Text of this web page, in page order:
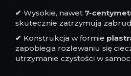
✔ Wysokie, nawet 7-
skutecznie zatrzymują
✔ Konstrukcja w formie
zapobiega rozlewaniu się
utrzymanie czystości w